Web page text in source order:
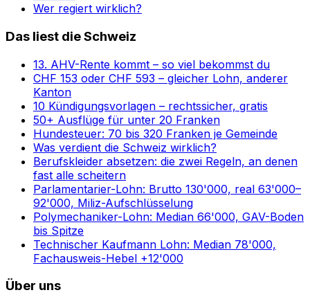
Wer regiert wirklich?
Das liest die Schweiz
13. AHV-Rente kommt – so viel bekommst du
CHF 153 oder CHF 593 – gleicher Lohn, anderer
Kanton
10 Kündigungsvorlagen – rechtssicher, gratis
50+ Ausflüge für unter 20 Franken
Hundesteuer: 70 bis 320 Franken je Gemeinde
Was verdient die Schweiz wirklich?
Berufskleider absetzen: die zwei Regeln, an denen
fast alle scheitern
Parlamentarier-Lohn: Brutto 130'000, real 63'000–
92'000, Miliz-Aufschlüsselung
Polymechaniker-Lohn: Median 66'000, GAV-Boden
bis Spitze
Technischer Kaufmann Lohn: Median 78'000,
Fachausweis-Hebel +12'000
Über uns